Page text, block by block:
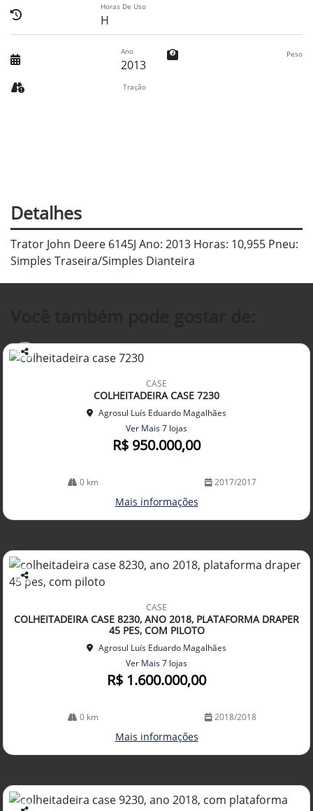
Horas De Uso
H
Ano
2013
Peso
Tração
Detalhes
Trator John Deere 6145J Ano: 2013 Horas: 10,955 Pneu:
Simples Traseira/Simples Dianteira
Co
CASE
COLHEITADEIRA CASE 7230
Agrosul Luís Eduardo Magalhães
Ver Mais 7 lojas
R$ 950.000,00
0 km 2017/2017
Mais informações
Co
arti
lhe
CASE
COLHEITADEIRA CASE 8230, ANO 2018, PLATAFORMA DRAPER
45 PES, COM PILOTO
Agrosul Luís Eduardo Magalhães
Ver Mais 7 lojas
R$ 1.600.000,00
0 km 2018/2018
Mais informações